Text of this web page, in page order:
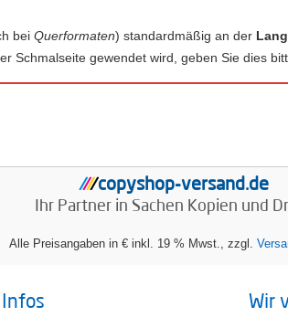
bei Querformaten) standardmäßig an der
Schmalseite gewendet wird, geben Sie dies
//// copyshop-versand.de
Ihr Partner in Sachen Kopien und
Alle Preisangaben in € inkl. 19 % Mwst., zzgl.
Infos Wir